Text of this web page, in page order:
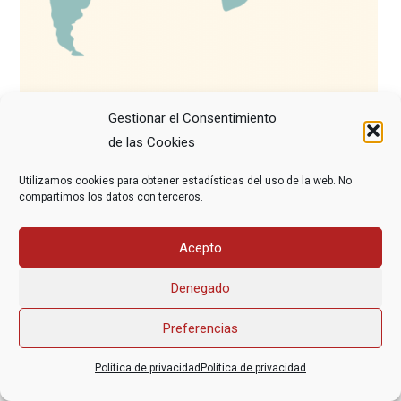
Gestionar el Consentimiento
de las Cookies
Utilizamos cookies para obtener estadísticas del uso de la web. No
compartimos los datos con terceros.
Acepto
Denegado
Preferencias
Política de privacidad Política de privacidad
informacion@derechoamorir.org